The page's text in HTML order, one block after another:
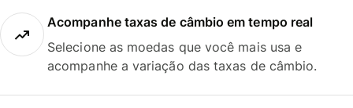
Acompanhe taxas de câmbio em tempo real
Selecione as moedas que você mais usa e
acompanhe a variação das taxas de câmbio.